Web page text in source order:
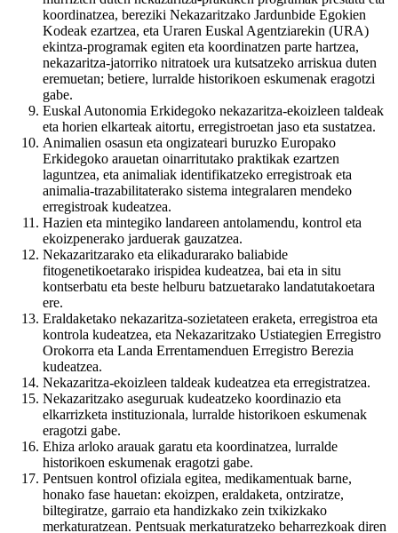
koordinatzea, bereziki Nekazaritzako Jardunbide Egokien
Kodeak ezartzea, eta Uraren Euskal Agentziarekin (URA)
ekintza-programak egiten eta koordinatzen parte hartzea,
nekazaritza-jatorriko nitratoek ura kutsatzeko arriskua duten
eremuetan; betiere, lurralde historikoen eskumenak eragotzi
gabe.
Euskal Autonomia Erkidegoko nekazaritza-ekoizleen taldeak
eta horien elkarteak aitortu, erregistroetan jaso eta sustatzea.
Animalien osasun eta ongizateari buruzko Europako
Erkidegoko arauetan oinarritutako praktikak ezartzen
laguntzea, eta animaliak identifikatzeko erregistroak eta
animalia-trazabilitaterako sistema integralaren mendeko
erregistroak kudeatzea.
Hazien eta mintegiko landareen antolamendu, kontrol eta
ekoizpenerako jarduerak gauzatzea.
Nekazaritzarako eta elikadurarako baliabide
fitogenetikoetarako irispidea kudeatzea, bai eta in situ
kontserbatu eta beste helburu batzuetarako landatutakoetara
ere.
Eraldaketako nekazaritza-sozietateen eraketa, erregistroa eta
kontrola kudeatzea, eta Nekazaritzako Ustiategien Erregistro
Orokorra eta Landa Errentamenduen Erregistro Berezia
kudeatzea.
Nekazaritza-ekoizleen taldeak kudeatzea eta erregistratzea.
Nekazaritzako aseguruak kudeatzeko koordinazio eta
elkarrizketa instituzionala, lurralde historikoen eskumenak
eragotzi gabe.
Ehiza arloko arauak garatu eta koordinatzea, lurralde
historikoen eskumenak eragotzi gabe.
Pentsuen kontrol ofiziala egitea, medikamentuak barne,
honako fase hauetan: ekoizpen, eraldaketa, ontziratze,
biltegiratze, garraio eta handizkako zein txikizkako
merkaturatzean. Pentsuak merkaturatzeko beharrezkoak diren